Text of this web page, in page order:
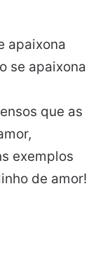
apaixona
se apaixona
que as
exemplos
de amor!